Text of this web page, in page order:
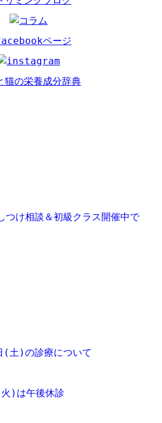
つけ相談＆初級クラス開催中で
土)の診療について
)は午後休診